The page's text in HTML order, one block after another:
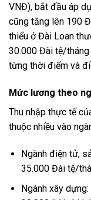
VNĐ), bắt đầu áp
cũng tăng lên 190
thiểu ở Đài Loan
30.000 Đài tệ/
từng thời điểm và
Mức lương theo
Thu nhập thực tế
thuộc nhiều vào
Ngành điện tử,
35.000 Đài tệ/
Ngành xây